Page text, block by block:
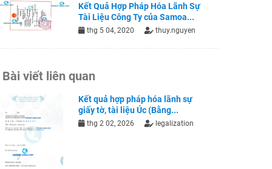
Kết Quả Hợp Pháp Hóa Lãnh Sự
Tài Liệu Công Ty của Samoa...
thg 5 04, 2020 thuy.nguyen
Bài viết liên quan
Kết quả hợp pháp hóa lãnh sự
giấy tờ, tài liệu Úc (Bằng...
thg 2 02, 2026 legalization